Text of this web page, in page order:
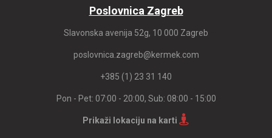
Poslovnica Zagreb
Slavonska avenija 52g, 10 000 Zagreb
poslovnica.zagreb@kermek.com
+385 (1) 23 31 140
Pon - Pet: 07:00 - 20:00, Sub: 08:00 - 15:00
Prikaži lokaciju na karti